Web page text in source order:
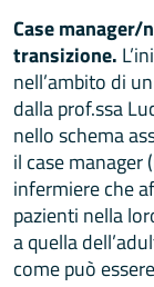
Case
transizione.
nell’ambito di
dalla prof.ssa
nello schema
il case manager
infermiere che
pazienti nella
a quella
come può